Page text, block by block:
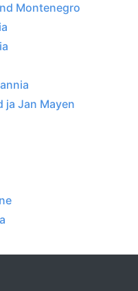
Montenegro
Jan Mayen